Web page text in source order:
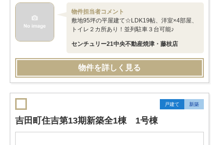
物件担当者コメント
敷地95坪の平屋建て☆LDK19帖、洋室×4部屋、
トイレ２カ所あり！並列駐車３台可能♪
センチュリー21中央不動産焼津・藤枝店
物件を詳しく見る
戸建て 新築
吉田町住吉第13期新築全1棟 1号棟